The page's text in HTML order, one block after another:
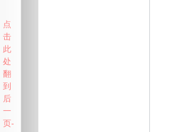
点
击
此
处
翻
到
后
一
页-